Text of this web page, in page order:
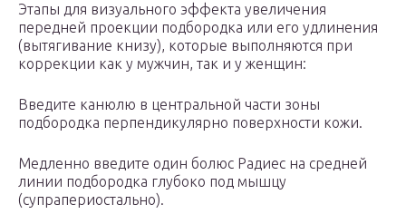
Этапы для визуального эффекта увеличения
передней проекции подбородка или его удлинения
(вытягивание книзу), которые выполняются при
коррекции как у мужчин, так и у женщин:
Введите канюлю в центральной части зоны
подбородка перпендикулярно поверхности кожи.
Медленно введите один болюс Радиес на средней
линии подбородка глубоко под мышцу
(супрапериостально).